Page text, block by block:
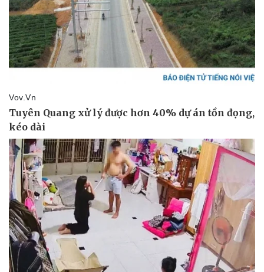
Sức khỏe
Dinh dưỡng - món ngon
Cây thuốc
Nhi khoa
Nam khoa
Làm đẹp - giảm cân
Phòng mạch online
Ăn sạch sống khỏe
Đời sống
Nhà đẹp
Blog
Tình yêu - Gia đình